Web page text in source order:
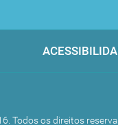
Todos os direitos